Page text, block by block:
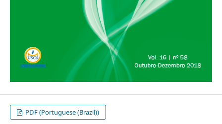
PDF (Portuguese (Brazil))